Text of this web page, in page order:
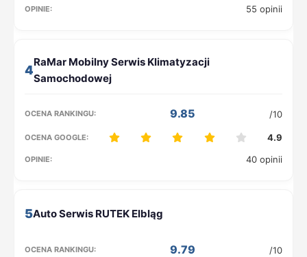
55 opinii
4
9.85 /10
4.9
40 opinii
5
9.79 /10